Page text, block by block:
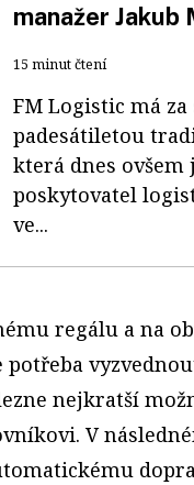
manažer Jakub
15 minut čtení
FM Logistic má
padesátiletou
která dnes
poskytovatel
ve...
regálu a na
nejkratší
V